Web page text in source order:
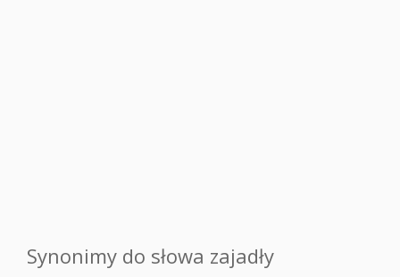
Synonimy do słowa zajadły